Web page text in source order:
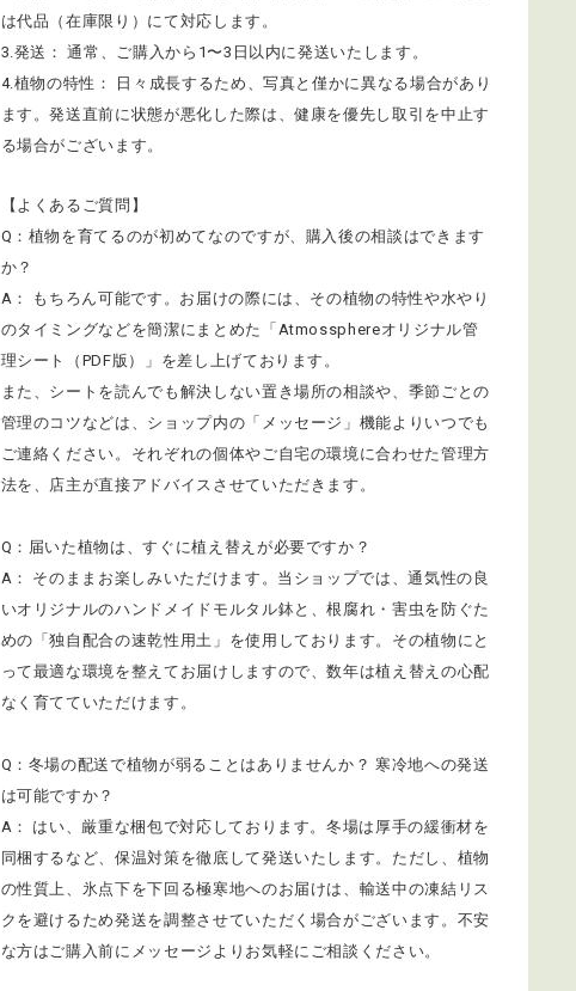
は代品（在庫限り）にて対応します。
3.発送： 通常、ご購入から1〜3日以内に発送いたします。
4.植物の特性： 日々成長するため、写真と僅かに異なる場合があり
ます。発送直前に状態が悪化した際は、健康を優先し取引を中止す
る場合がございます。
【よくあるご質問】
Q：植物を育てるのが初めてなのですが、購入後の相談はできます
か？
A： もちろん可能です。お届けの際には、その植物の特性や水やり
のタイミングなどを簡潔にまとめた「Atmossphereオリジナル管
理シート（PDF版）」を差し上げております。
また、シートを読んでも解決しない置き場所の相談や、季節ごとの
管理のコツなどは、ショップ内の「メッセージ」機能よりいつでも
ご連絡ください。それぞれの個体やご自宅の環境に合わせた管理方
法を、店主が直接アドバイスさせていただきます。
Q：届いた植物は、すぐに植え替えが必要ですか？
A： そのままお楽しみいただけます。当ショップでは、通気性の良
いオリジナルのハンドメイドモルタル鉢と、根腐れ・害虫を防ぐた
めの「独自配合の速乾性用土」を使用しております。その植物にと
って最適な環境を整えてお届けしますので、数年は植え替えの心配
なく育てていただけます。
Q：冬場の配送で植物が弱ることはありませんか？ 寒冷地への発送
は可能ですか？
A： はい、厳重な梱包で対応しております。冬場は厚手の緩衝材を
同梱するなど、保温対策を徹底して発送いたします。ただし、植物
の性質上、氷点下を下回る極寒地へのお届けは、輸送中の凍結リス
クを避けるため発送を調整させていただく場合がございます。不安
な方はご購入前にメッセージよりお気軽にご相談ください。